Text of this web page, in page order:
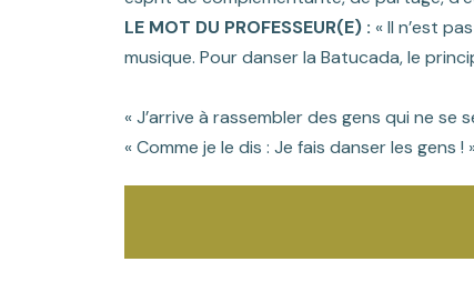
LE MOT DU PROFESSEUR(E) : « Il n’est
musique. Pour danser la Batucada, le
« J’arrive à rassembler des gens qui ne
« Comme je le dis : Je fais danser les gens !